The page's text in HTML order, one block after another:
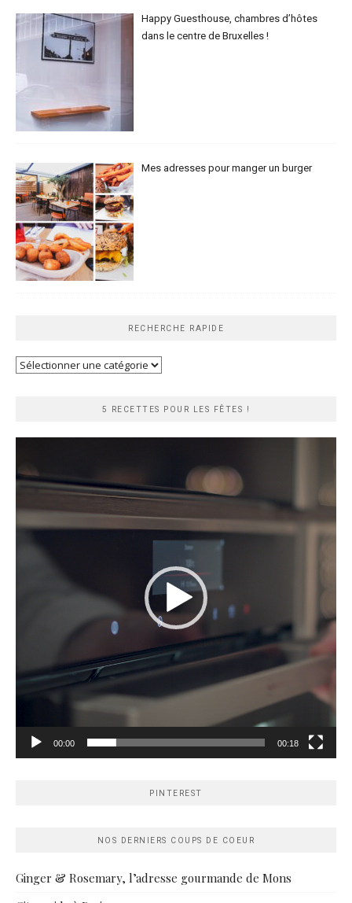
Happy Guesthouse, chambres d’hôtes
dans le centre de Bruxelles !
Mes adresses pour manger un burger
RECHERCHE RAPIDE
Recherche
5 RECETTES POUR LES FÊTES !
00:00 00:18
PINTEREST
NOS DERNIERS COUPS DE COEUR
Ginger & Rosemary, l’adresse gourmande de Mons